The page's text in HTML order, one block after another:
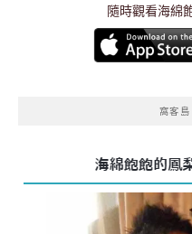
隨時觀看海綿
窩客